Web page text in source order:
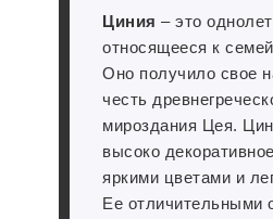
Циния – это
относящееся к
Оно получило свое
честь
мироздания Цея.
высоко
яркими цветами и
Ее отличительными